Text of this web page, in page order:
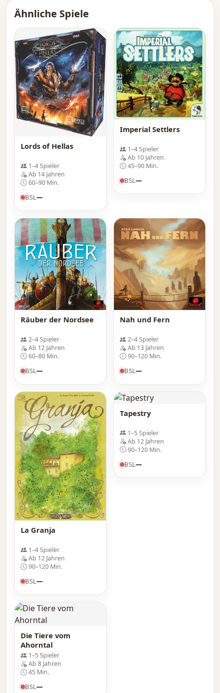
Ähnliche Spiele
Lords of Hellas
1–4 Spieler
Ab 14 Jahren
60–90 Min.
BSL—
Imperial Settlers
1–4 Spieler
Ab 10 Jahren
45–90 Min.
BSL—
Räuber der Nordsee
2–4 Spieler
Ab 12 Jahren
60–80 Min.
BSL—
Nah und Fern
2–4 Spieler
Ab 13 Jahren
90–120 Min.
BSL—
La Granja
1–4 Spieler
Ab 12 Jahren
90–120 Min.
BSL—
Tapestry
1–5 Spieler
Ab 12 Jahren
90–120 Min.
BSL—
Die Tiere vom
Ahorntal
1–5 Spieler
Ab 8 Jahren
45 Min.
BSL—